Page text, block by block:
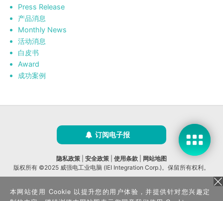
Press Release
产品消息
Monthly News
活动消息
白皮书
Award
成功案例
订阅电子报
隐私政策 安全政策 使用条款
网站地图
版权所有 ©2025 威强电工业电脑 (IEI Integration Corp.)。保留所有权利。
本网站使用 Cookie 以提升您的用户体验，并提供针对您兴趣定